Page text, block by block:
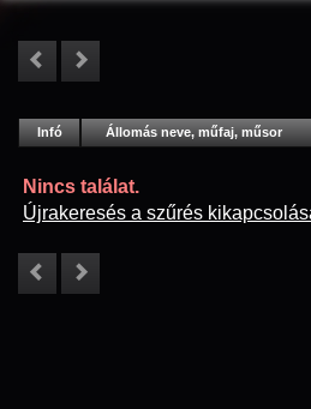
Infó Lejátszás
Állomás neve, műfaj, műsor
Nincs találat.
Újrakeresés a szűrés